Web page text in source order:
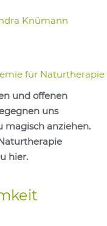
Knümann
für Naturtherapie
und offenen
uns
magisch anziehen.
hier.